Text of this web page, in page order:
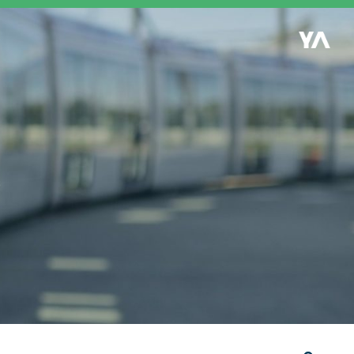
Retour à l'accueil